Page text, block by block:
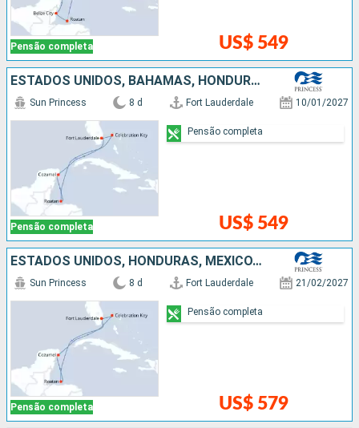
Pensão completa US$ 549
ESTADOS UNIDOS, BAHAMAS, HONDURAS, MÉXICO
Pensão completa
Sun Princess 8 d Fort Lauderdale 10/01/2027
US$ 549
Pensão completa
ESTADOS UNIDOS, HONDURAS, MÉXICO, BAHAMAS
Pensão completa
Sun Princess 8 d Fort Lauderdale 21/02/2027
US$ 579
Pensão completa